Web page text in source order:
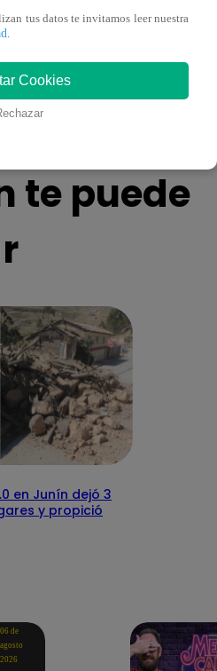
25 de febrero
te puede
en Junín dejó 3
y propició
06 de
agosto
2026
tus datos te invitamos leer nuestra
Cookies